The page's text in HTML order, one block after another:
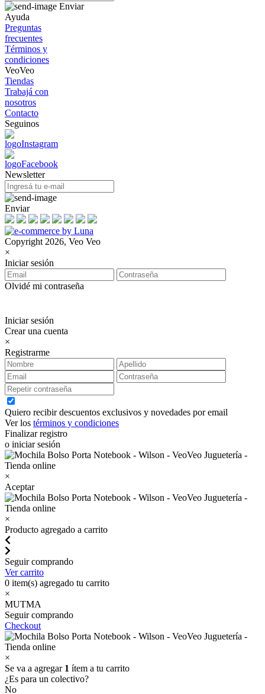
Enviar
Ayuda
Preguntas
frecuentes
Términos y
condiciones
VeoVeo
Tiendas
Trabajá con
nosotros
Contacto
Seguinos
Newsletter
Enviar
Copyright 2026, Veo Veo
×
Iniciar sesión
Olvidé mi contraseña
Iniciar sesión
Crear una cuenta
×
Registrarme
Quiero recibir descuentos exclusivos y novedades por email
Ver los términos y condiciones
Finalizar registro
o iniciar sesión
×
Aceptar
×
Producto agregado a carrito
Seguir comprando
Ver carrito
0 item(s) agregado tu carrito
×
MUTMA
Seguir comprando
Checkout
×
Se va a agregar 1 ítem a tu carrito
¿Es para un colectivo?
No